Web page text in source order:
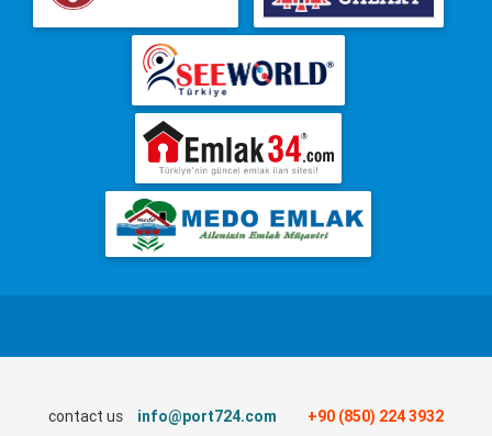
contact us info@port724.com +90 (850) 224 3932